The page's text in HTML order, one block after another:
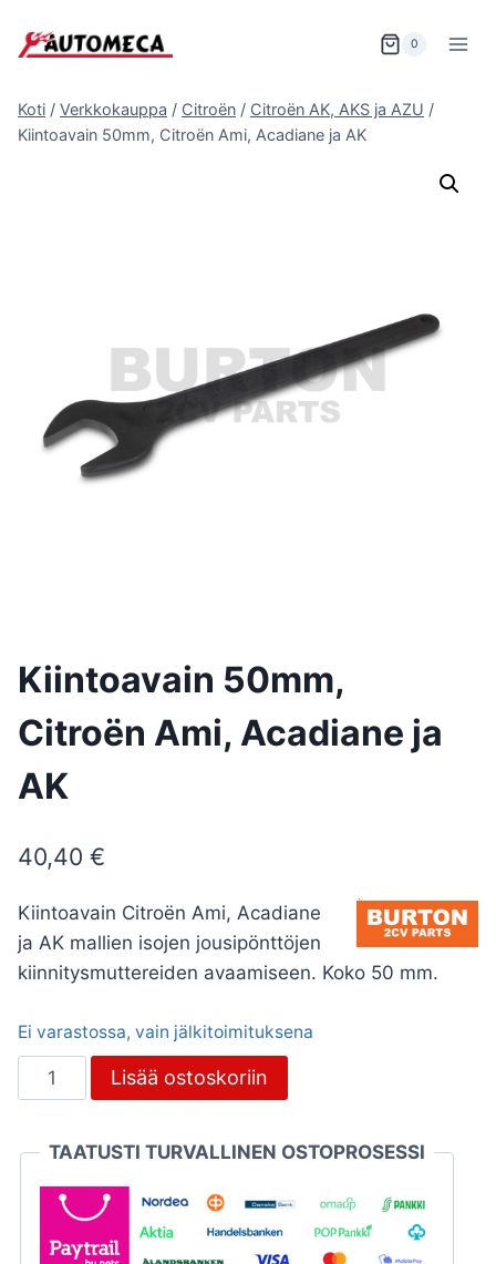
sisältöön
0
Koti / Verkkokauppa / Citroën / Citroën AK, AKS ja AZU /
Kiintoavain 50mm, Citroën Ami, Acadiane ja AK
Kiintoavain 50mm,
Citroën Ami, Acadiane ja
AK
40,40 €
Kiintoavain Citroën Ami, Acadiane
ja AK mallien isojen jousipönttöjen
kiinnitysmuttereiden avaamiseen. Koko 50 mm.
Ei varastossa, vain jälkitoimituksena
Kiintoavain
50mm,
Ami,
Acadiane
Lisää ostoskoriin
TAATUSTI TURVALLINEN OSTOPROSESSI